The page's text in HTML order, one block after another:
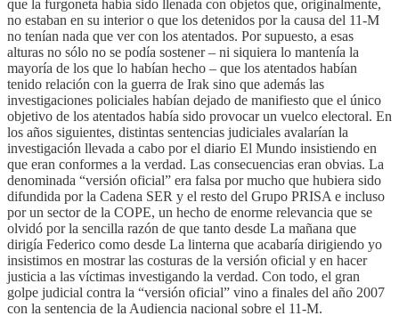
que la furgoneta había sido llenada con objetos que, originalmente,
no estaban en su interior o que los detenidos por la causa del 11-M
no tenían nada que ver con los atentados. Por supuesto, a esas
alturas no sólo no se podía sostener – ni siquiera lo mantenía la
mayoría de los que lo habían hecho – que los atentados habían
tenido relación con la guerra de Irak sino que además las
investigaciones policiales habían dejado de manifiesto que el único
objetivo de los atentados había sido provocar un vuelco electoral. En
los años siguientes, distintas sentencias judiciales avalarían la
investigación llevada a cabo por el diario El Mundo insistiendo en
que eran conformes a la verdad. Las consecuencias eran obvias. La
denominada “versión oficial” era falsa por mucho que hubiera sido
difundida por la Cadena SER y el resto del Grupo PRISA e incluso
por un sector de la COPE, un hecho de enorme relevancia que se
olvidó por la sencilla razón de que tanto desde La mañana que
dirigía Federico como desde La linterna que acabaría dirigiendo yo
insistimos en mostrar las costuras de la versión oficial y en hacer
justicia a las víctimas investigando la verdad. Con todo, el gran
golpe judicial contra la “versión oficial” vino a finales del año 2007
con la sentencia de la Audiencia nacional sobre el 11-M.